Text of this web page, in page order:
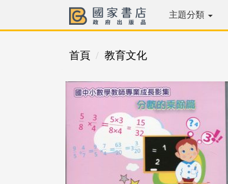
主題分類
首頁 教育文化